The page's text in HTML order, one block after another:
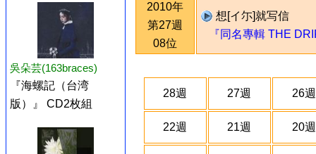
吳朵芸(163braces)
『海螺記（台湾
版）』 CD2枚組
2010年
第27週
08位
想[イ尓]就写信
『同名專輯 THE
28週 27週 26週
22週 21週 20週